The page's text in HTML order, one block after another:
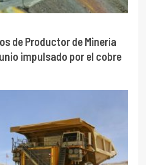
de Productor de Minería
impulsado por el cobre